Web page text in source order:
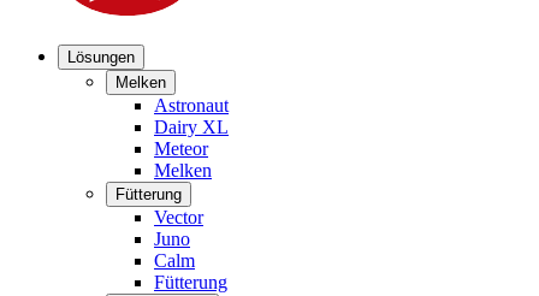
Lösungen
Melken
Astronaut
Dairy XL
Meteor
Melken
Fütterung
Vector
Juno
Calm
Fütterung